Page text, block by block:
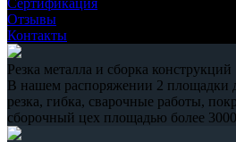
Отзывы
Контакты
Резка металла и сборка конструкций
В нашем распоряжении 2 площадки
резка, гибка, сварочные работы,
сборочный цех площадью более